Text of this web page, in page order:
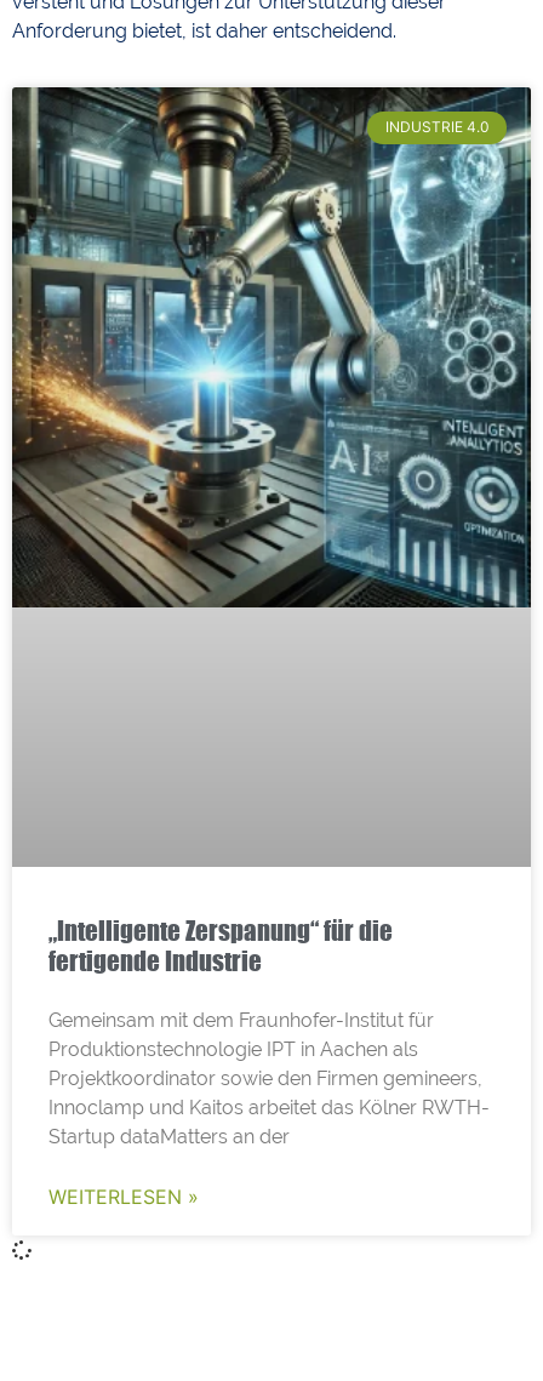
Anforderung bietet, ist daher entscheidend.
INDUSTRIE 4.0
„Intelligente Zerspanung“ für die
fertigende Industrie
Gemeinsam mit dem Fraunhofer-Institut für
Produktionstechnologie IPT in Aachen als
Projektkoordinator sowie den Firmen gemineers,
Innoclamp und Kaitos arbeitet das Kölner RWTH-
Startup dataMatters an der
WEITERLESEN »